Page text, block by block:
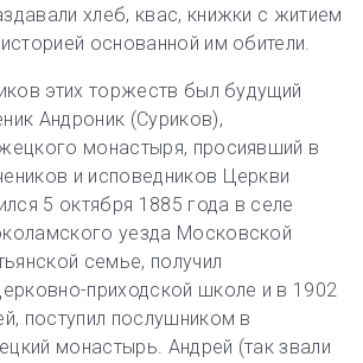
хлеб, квас, книжки с житием
основанной им обители.
этих торжеств был будущий
Андроник (Суриков),
монастыря, просиявший в
и исповедников Церкви
5 октября 1885 года в селе
уезда Московской
семье, получил
приходской школе и в 1902
поступил послушником в
монастырь. Андрей (так звали